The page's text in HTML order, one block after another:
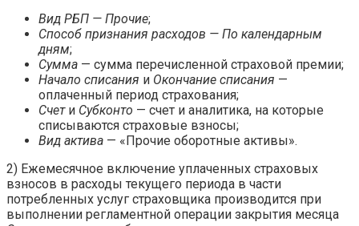
Вид РБП — Прочие;
Способ признания расходов — По календарным
дням;
Сумма — сумма перечисленной страховой премии;
Начало списания и Окончание списания —
оплаченный период страхования;
Счети Субконто — счет и аналитика, на которые
списываются страховые взносы;
Вид актива — «Прочие оборотные активы».
2) Ежемесячное включение уплаченных страховых
взносов в расходы текущего периода в части
потребленных услуг страховщика производится при
выполнении регламентной операции закрытия месяца